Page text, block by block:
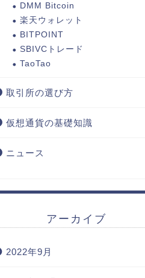
DMM Bitcoin
楽天ウォレット
BITPOINT
SBIVCトレード
TaoTao
取引所の選び方
仮想通貨の基礎知識
ニュース
アーカイブ
2022年9月